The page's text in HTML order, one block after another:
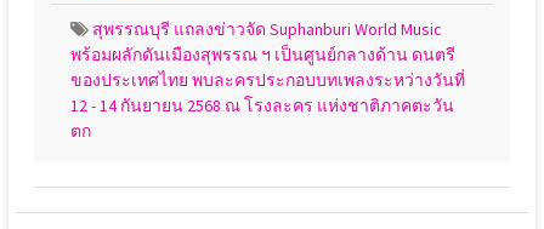
สุพรรณบุรี แถลงข่าวจัด Suphanburi World Music
พร้อมผลักดันเมืองสุพรรณ ฯ เป็นศูนย์กลางด้าน ดนตรี
ของประเทศไทย พบละครประกอบบทเพลงระหว่างวันที่
12 - 14 กันยายน 2568 ณ โรงละคร แห่งชาติภาคตะวัน
ตก